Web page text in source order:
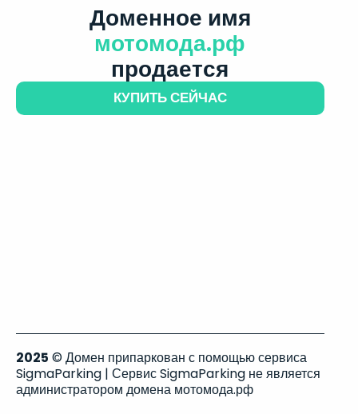
Доменное имя
мотомода.рф
продается
КУПИТЬ СЕЙЧАС
2025 © Домен припаркован с помощью сервиса
SigmaParking | Сервис SigmaParking не является
администратором домена мотомода.рф